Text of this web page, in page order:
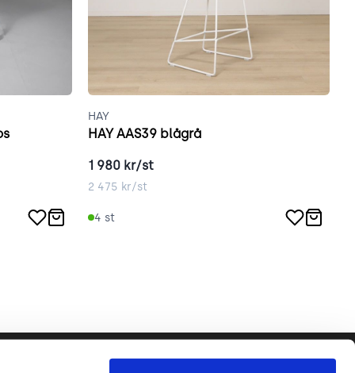
HAY
HAY AAS39 blågrå
1 980 kr/st
2 475 kr/st
4 st